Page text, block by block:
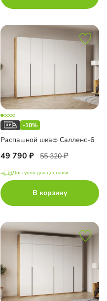
-10%
Распашной шкаф Салленс-6
49 790 55 320
Доступно для доставки
В корзину